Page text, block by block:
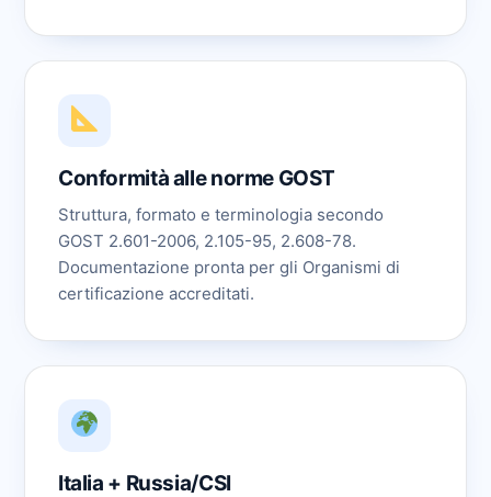
Conformità alle norme GOST
Struttura, formato e terminologia secondo
GOST 2.601-2006, 2.105-95, 2.608-78.
Documentazione pronta per gli Organismi di
certificazione accreditati.
Italia + Russia/CSI